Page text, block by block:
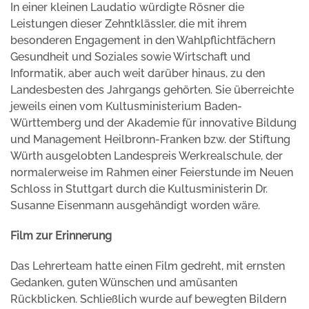
In einer kleinen Laudatio würdigte Rösner die
Leistungen dieser Zehntklässler, die mit ihrem
besonderen Engagement in den Wahlpflichtfächern
Gesundheit und Soziales sowie Wirtschaft und
Informatik, aber auch weit darüber hinaus, zu den
Landesbesten des Jahrgangs gehörten. Sie überreichte
jeweils einen vom Kultusministerium Baden-
Württemberg und der Akademie für innovative Bildung
und Management Heilbronn-Franken bzw. der Stiftung
Würth ausgelobten Landespreis Werkrealschule, der
normalerweise im Rahmen einer Feierstunde im Neuen
Schloss in Stuttgart durch die Kultusministerin Dr.
Susanne Eisenmann ausgehändigt worden wäre.
Film zur Erinnerung
Das Lehrerteam hatte einen Film gedreht, mit ernsten
Gedanken, guten Wünschen und amüsanten
Rückblicken. Schließlich wurde auf bewegten Bildern